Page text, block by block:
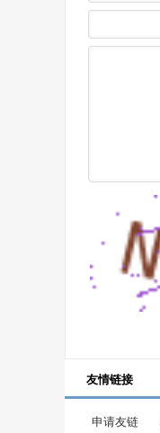
友情链接
申请友链